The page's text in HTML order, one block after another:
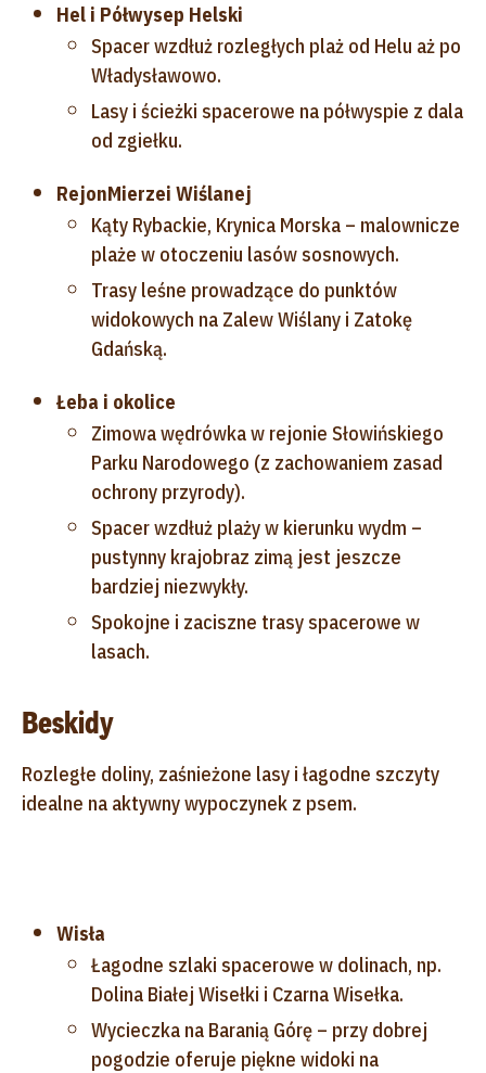
Hel i Półwysep Helski
Spacer wzdłuż rozległych plaż od Helu aż po
Władysławowo.
Lasy i ścieżki spacerowe na półwyspie z dala
od zgiełku.
RejonMierzei Wiślanej
Kąty Rybackie, Krynica Morska – malownicze
plaże w otoczeniu lasów sosnowych.
Trasy leśne prowadzące do punktów
widokowych na Zalew Wiślany i Zatokę
Gdańską.
Łeba i okolice
Zimowa wędrówka w rejonie Słowińskiego
Parku Narodowego (z zachowaniem zasad
ochrony przyrody).
Spacer wzdłuż plaży w kierunku wydm –
pustynny krajobraz zimą jest jeszcze
bardziej niezwykły.
Spokojne i zaciszne trasy spacerowe w
lasach.
Beskidy
Rozległe doliny, zaśnieżone lasy i łagodne szczyty
idealne na aktywny wypoczynek z psem.
Wisła
Łagodne szlaki spacerowe w dolinach, np.
Dolina Białej Wisełki i Czarna Wisełka.
Wycieczka na Baranią Górę – przy dobrej
pogodzie oferuje piękne widoki na